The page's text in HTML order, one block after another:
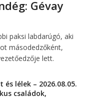
Gévay
paksi labdarúgó, aki
másodedzőként,
lett.
lélek – 2026.08.05.
családok,